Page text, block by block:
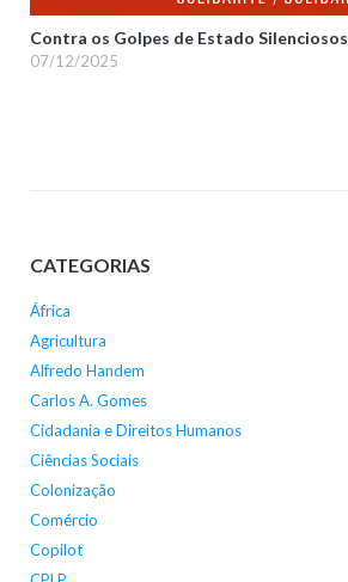
Contra os Golpes de Estado Silenciosos
07/12/2025
CATEGORIAS
África
Agricultura
Alfredo Handem
Carlos A. Gomes
Cidadania e Direitos Humanos
Ciências Sociais
Colonização
Comércio
Copilot